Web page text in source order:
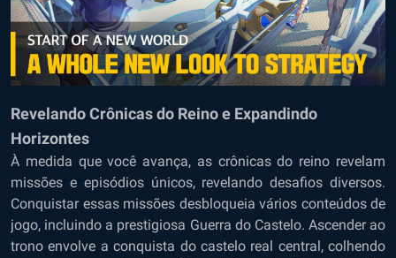
Revelando Crônicas do Reino e Expandindo
Horizontes
À medida que você avança, as crônicas do reino revelam
missões e episódios únicos, revelando desafios diversos.
Conquistar essas missões desbloqueia vários conteúdos de
jogo, incluindo a prestigiosa Guerra do Castelo. Ascender ao
trono envolve a conquista do castelo real central, colhendo